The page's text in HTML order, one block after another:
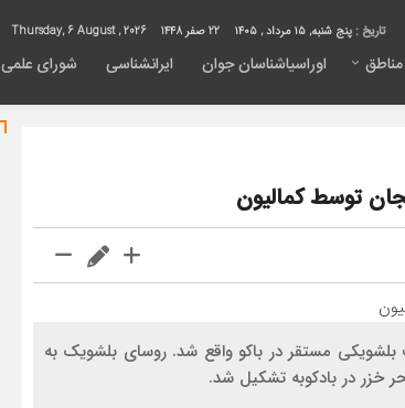
تاریخ : پنج شنبه, ۱۵ مرداد , ۱۴۰۵ 22 صفر 1448
مناطق اوراسیاشناسان جوان ایرانشناسی شورای علمی
توسط کمالیون
حکومت بلشویکی مستقر در باکو واقع شد. روسای بلشویک به
خزر در بادکوبه تشکیل شد.